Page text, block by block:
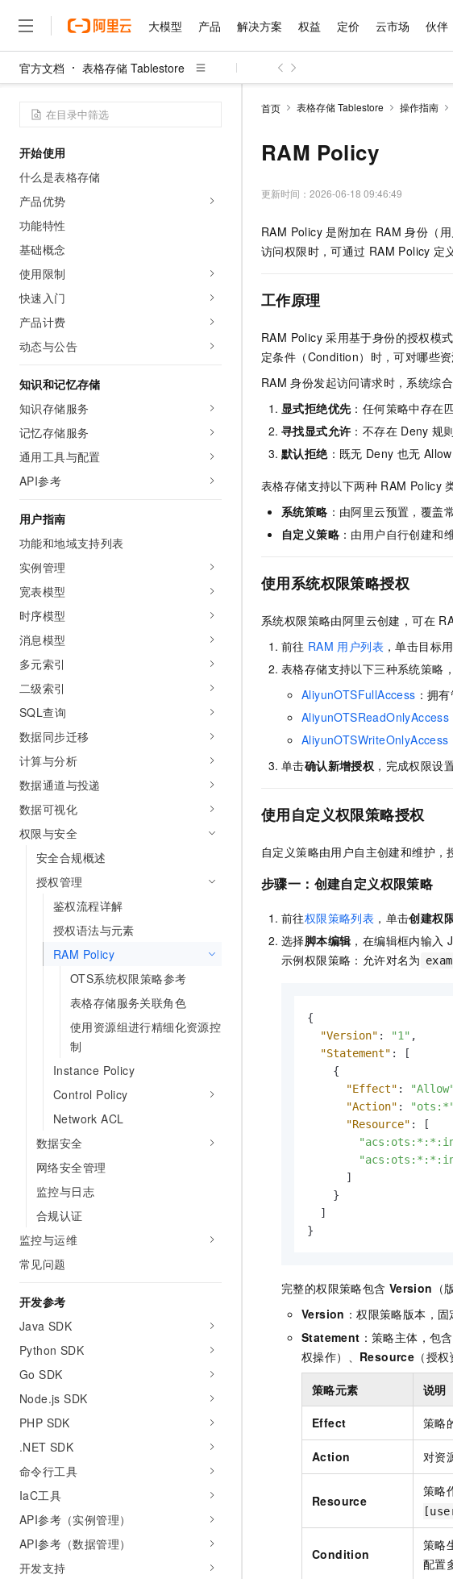
大模型 产品 解决方案 权益 定价 云市场 伙伴
官方文档 表格存储 Tablestore
开始使用
什么是表格存储
产品优势
功能特性
基础概念
使用限制
快速入门
产品计费
动态与公告
知识和记忆存储
知识存储服务
记忆存储服务
通用工具与配置
API参考
用户指南
功能和地域支持列表
实例管理
宽表模型
时序模型
消息模型
多元索引
二级索引
SQL查询
数据同步迁移
计算与分析
数据通道与投递
数据可视化
权限与安全
安全合规概述
授权管理
鉴权流程详解
授权语法与元素
RAM Policy
OTS系统权限策略参考
表格存储服务关联角色
使用资源组进行精细化资源控
制
Instance Policy
Control Policy
Network ACL
数据安全
网络安全管理
监控与日志
合规认证
监控与运维
常见问题
开发参考
Java SDK
Python SDK
Go SDK
Node.js SDK
PHP SDK
.NET SDK
命令行工具
IaC工具
API参考（实例管理）
API参考（数据管理）
开发支持
首页 表格存储 Tablestore 操作指南
RAM Policy
更新时间： 2026-06-18 09:46:49
RAM Policy 是附加在 RAM 身份（
访问权限时，可通过 RAM Policy 定
工作原理
RAM Policy 采用基于身份的授权模
定条件（Condition）时，可对哪些
RAM 身份发起访问请求时，系统综
显式拒绝优先：任何策略中存在
寻找显式允许 ：不存在 Deny 规
默认拒绝：既无 Deny 也无
表格存储支持以下两种 RAM Policy
系统策略 ：由阿里云预置，覆盖
自定义策略 ：由用户自行创建和
使用系统权限策略授权
系统权限策略由阿里云创建，可在
前往 RAM 用户列表 ，单击目标
表格存储支持以下三种系统策略
AliyunOTSFullAccess ：拥
AliyunOTSReadOnlyAccess
AliyunOTSWriteOnlyAccess
单击确认新增授权 ，完成权限设置
使用自定义权限策略授权
自定义策略由用户自主创建和维护，
步骤一：创建自定义权限策略
前往权限策略列表 ，单击创建权
选择脚本编辑 ，在编辑框内输入
示例权限策略：允许对名为
{
"Version" : "1" ,
"Statement" :
[
{
"Effect" : "Allow"
"Action" : "ots:*"
"Resource" :
[
]
}
]
}
完整的权限策略包含 Version （
Version ：权限策略版本，固
Statement ：策略主体，包
权操作）、 Resource （授
策略元素 说明
Effect 策略
Action 对资
Resource
策略
Condition
策略
配置
大模型
千问AI平台
Qwen3.8-Max HOT
Qwen3.7-Plus
Qwen3-VL-Plus
视觉 Coding、空间感知、多模态思考等全面升级
大模型服务
个人版上线、团队版降价；千问3.8-Max首发发尝鲜
千问AI平台-模型体验
在线体验全尺寸、多种模态的模型效果
大模型解决方案
依托云原生高可用架构,实现Dify私有化部署
在企业官网、通讯软件中为客户提供 AI 客服
产品
精选产品
计算
容器
存储
网络与CDN
安全
中间件
大数据计算
媒体服务
企业服务与云通信
域名与网站
终端用户计算
Serverless
开发工具
迁移与运维管理
专有云
精选产品
多元化、高性能、安全可靠的大模型服务
无影云电脑
随时随地安全接入的云上超级电脑
面向分析的企业级SaaS模式云数据仓库
解决方案
精选解决方案
互联网应用开发
大数据
安全
网络
可观测
上云与迁云
企业出海
精选解决方案
Hermes Agent，打造自进化智能体
自主进化，持久记忆，越用越聪明
权益 普惠上云
推荐新用户得奖励，单订单最高返9万
云工开物
高校专属算力普惠，学生认证享300元代金券
免费试用
最高领取价值200元试用点，立即开启云上创新
AI 产品 免费试用
1亿+ 大模型 tokens 和 30+ 款产品免费体验
140+云产品 免费试用
产品新客免费试用，最长12个月
助力企业全员 AI 认知与能力提升
定价 产品定价
了解云产品的定价详情
云上成本管理
管理和优化成本
云市场 精选商城
多端小程序
观测云
蓝凌 OA
畅捷通
Tableau 订阅
AI空中课堂在线直播课堂（旗舰版）
生态解决方案
行业生态解决方案
伙伴 成为销售伙伴
咨询伙伴
销售伙伴合作计划
无影生态合作计划
Salesforce On Alibaba Cloud
AI 大模型销售与服务生态合作计划
服务 售前咨询
自助服务
在线服务
工单服务
短信专区
了解阿里云 为什么选择阿里云
技术领先
分析师报告
AI 算法大赛
云开发大赛
入门学习赛